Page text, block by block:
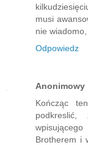
musi
nie wiadomo,
Odpowiedz
Anonimowy
Kończąc
Brotherem i